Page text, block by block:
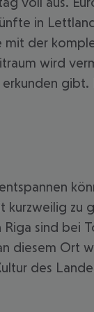
in
der
wird
gibt.
zu
Riga sind bei
diesem Ort
des